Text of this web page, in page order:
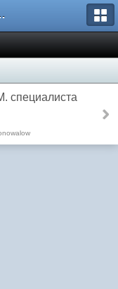
специалиста